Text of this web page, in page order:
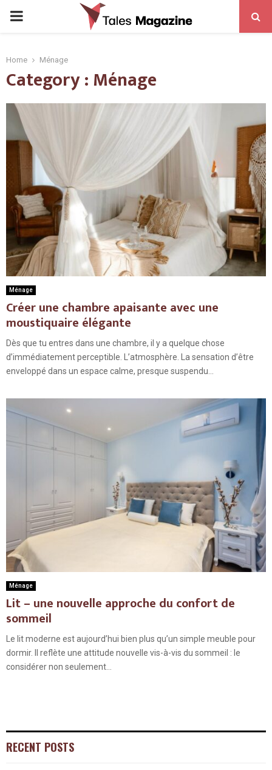
PRIMARY
Home Ménage
Category : Ménage
Ménage
Créer une chambre apaisante avec une
moustiquaire élégante
Dès que tu entres dans une chambre, il y a quelque chose
d’immédiatement perceptible. L’atmosphère. La sensation d’être
enveloppé dans un espace calme, presque suspendu...
Ménage
Lit – une nouvelle approche du confort de
sommeil
Le lit moderne est aujourd’hui bien plus qu’un simple meuble pour
dormir. Il reflète une attitude nouvelle vis-à-vis du sommeil : le
considérer non seulement...
RECENT POSTS